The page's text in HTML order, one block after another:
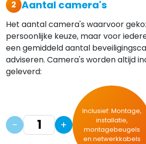
2 Aantal camera's
Het aantal camera's waarvoor
persoonlijke keuze, maar voor
een gemiddeld aantal
adviseren. Camera's worden altijd
geleverd:
− +
Inclusief: Montage,
installatie,
montagebeugels
en netwerkkabels